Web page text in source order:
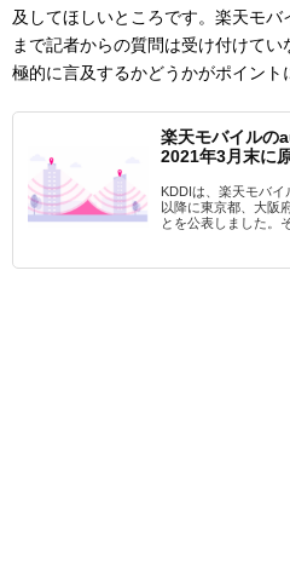
及してほしいところです。楽天モ
まで記者からの質問は受け付けて
極的に言及するかどうかがポイント
楽天モバイルの
2021年3月末に
KDDIは、楽天モバイ
以降に東京都、大阪
とを公表しました。そ